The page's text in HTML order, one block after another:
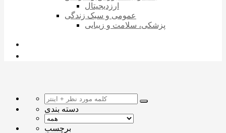
ارزدیجیتال
عمومی و سبک زندگی
پزشکی، سلامت و زیبایی
دسته بندی
برچسب